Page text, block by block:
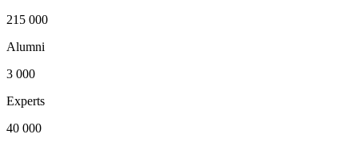
215 000
Alumni
3 000
Experts
40 000